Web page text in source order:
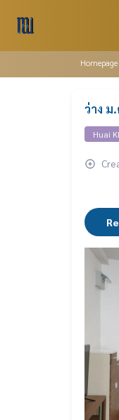
Homepage
ว่าง ม
Huai